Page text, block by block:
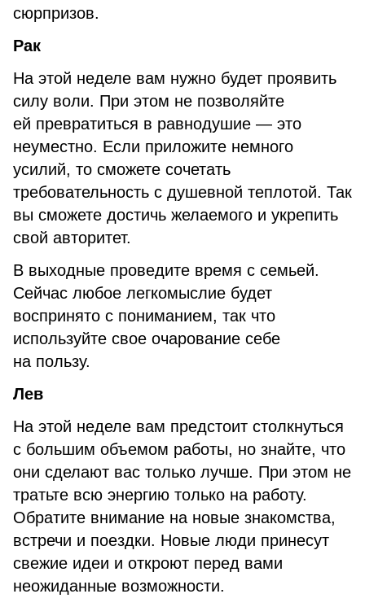
сюрпризов.
Рак
На этой неделе вам нужно будет проявить
силу воли. При этом не позволяйте
ей превратиться в равнодушие — это
неуместно. Если приложите немного
усилий, то сможете сочетать
требовательность с душевной теплотой. Так
вы сможете достичь желаемого и укрепить
свой авторитет.
В выходные проведите время с семьей.
Сейчас любое легкомыслие будет
воспринято с пониманием, так что
используйте свое очарование себе
на пользу.
Лев
На этой неделе вам предстоит столкнуться
с большим объемом работы, но знайте, что
они сделают вас только лучше. При этом не
тратьте всю энергию только на работу.
Обратите внимание на новые знакомства,
встречи и поездки. Новые люди принесут
свежие идеи и откроют перед вами
неожиданные возможности.